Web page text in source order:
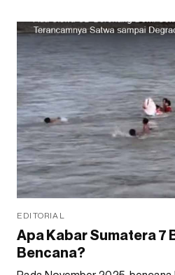
EDITORIAL
Apa Kabar Sumatera 7
Bencana?